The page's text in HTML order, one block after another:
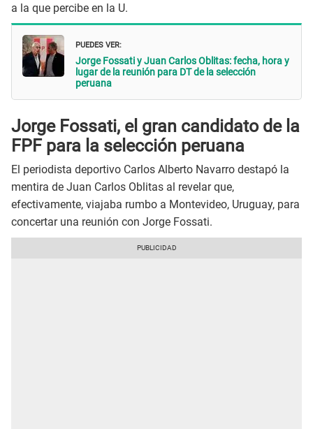
a la que percibe en la U.
PUEDES VER:
Jorge Fossati y Juan Carlos Oblitas: fecha, hora y
lugar de la reunión para DT de la selección
peruana
Jorge Fossati, el gran candidato de la
FPF para la selección peruana
El periodista deportivo Carlos Alberto Navarro destapó la
mentira de Juan Carlos Oblitas al revelar que,
efectivamente, viajaba rumbo a Montevideo, Uruguay, para
concertar una reunión con Jorge Fossati.